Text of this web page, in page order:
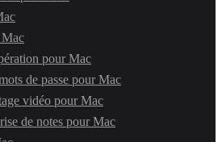
pour Mac
de passe pour Mac
vidéo pour Mac
de notes pour Mac